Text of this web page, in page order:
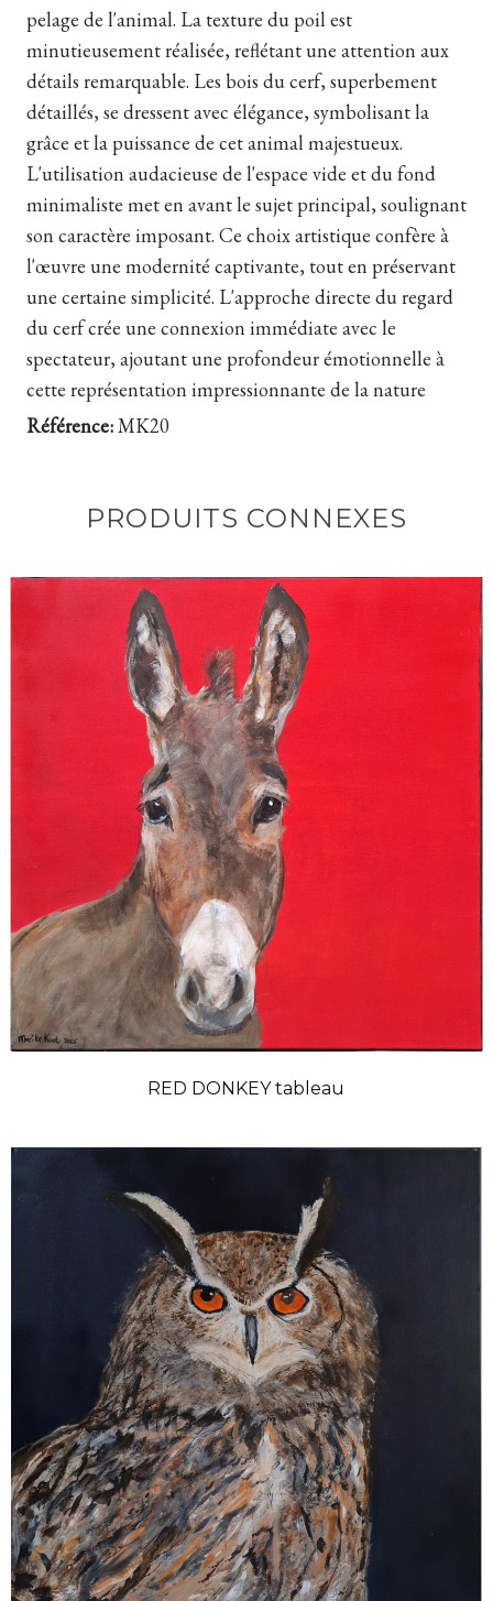
pelage de l'animal. La texture du poil est
minutieusement réalisée, reflétant une attention aux
détails remarquable. Les bois du cerf, superbement
détaillés, se dressent avec élégance, symbolisant la
grâce et la puissance de cet animal majestueux.
L'utilisation audacieuse de l'espace vide et du fond
minimaliste met en avant le sujet principal, soulignant
son caractère imposant. Ce choix artistique confère à
l'œuvre une modernité captivante, tout en préservant
une certaine simplicité. L'approche directe du regard
du cerf crée une connexion immédiate avec le
spectateur, ajoutant une profondeur émotionnelle à
cette représentation impressionnante de la nature
Référence:MK20
PRODUITS CONNEXES
RED DONKEY tableau